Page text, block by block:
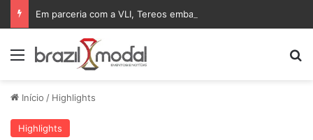
Menu
Início / Highlights
Highlights